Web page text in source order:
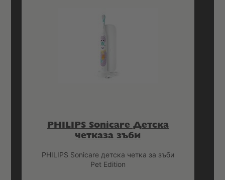
PHILIPS Sonicare Детска
четказа зъби
PHILIPS Sonicare детска четка за зъби
Pet Edition